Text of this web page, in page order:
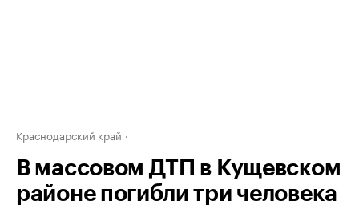
Краснодарский край
В массовом ДТП в Кущевском
районе погибли три человека